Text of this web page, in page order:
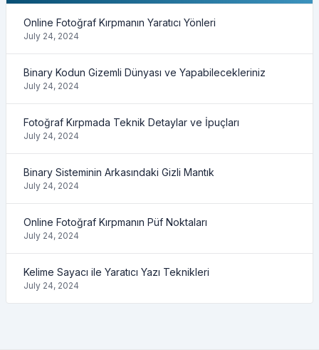
Online Fotoğraf Kırpmanın Yaratıcı Yönleri
July 24, 2024
Binary Kodun Gizemli Dünyası ve Yapabilecekleriniz
July 24, 2024
Fotoğraf Kırpmada Teknik Detaylar ve İpuçları
July 24, 2024
Binary Sisteminin Arkasındaki Gizli Mantık
July 24, 2024
Online Fotoğraf Kırpmanın Püf Noktaları
July 24, 2024
Kelime Sayacı ile Yaratıcı Yazı Teknikleri
July 24, 2024